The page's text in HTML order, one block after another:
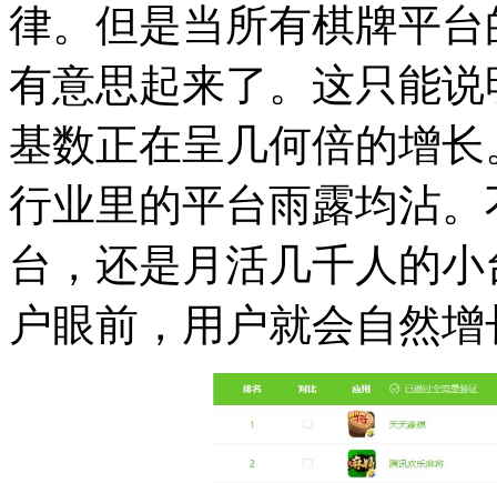
律。但是当所有棋牌平
有意思起来了。这只能
基数正在呈几何倍的增
行业里的平台雨露均沾
台，还是月活几千人的
户眼前，用户就会自然增